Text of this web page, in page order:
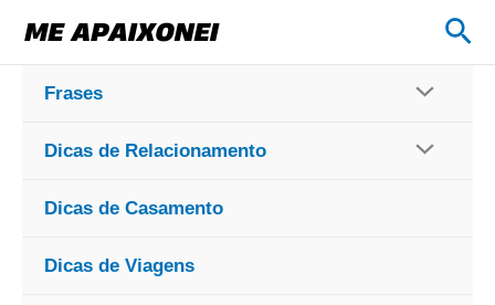
para
conteúdo
Frases
Dicas de Relacionamento
Dicas de Casamento
Dicas de Viagens